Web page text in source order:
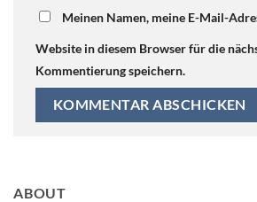
Meinen Namen, meine E-Mail-
Website in diesem Browser für die
Kommentierung speichern.
ABOUT